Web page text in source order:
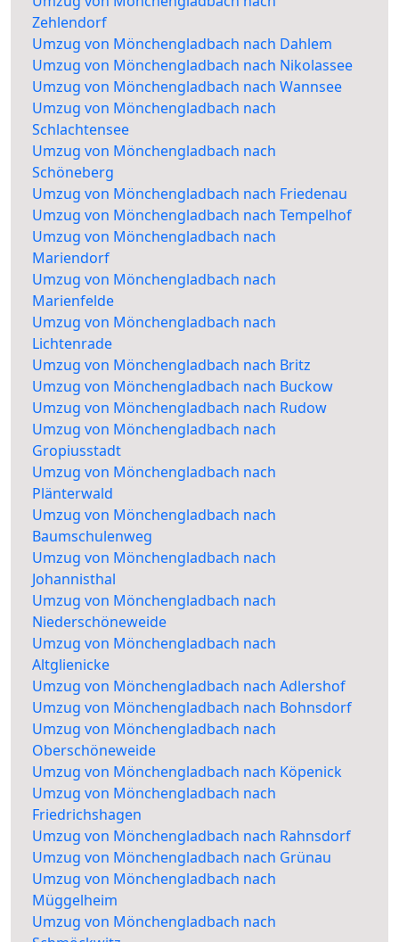
Zehlendorf
Umzug von Mönchengladbach nach Dahlem
Umzug von Mönchengladbach nach Nikolassee
Umzug von Mönchengladbach nach Wannsee
Umzug von Mönchengladbach nach
Schlachtensee
Umzug von Mönchengladbach nach
Schöneberg
Umzug von Mönchengladbach nach Friedenau
Umzug von Mönchengladbach nach Tempelhof
Umzug von Mönchengladbach nach
Mariendorf
Umzug von Mönchengladbach nach
Marienfelde
Umzug von Mönchengladbach nach
Lichtenrade
Umzug von Mönchengladbach nach Britz
Umzug von Mönchengladbach nach Buckow
Umzug von Mönchengladbach nach Rudow
Umzug von Mönchengladbach nach
Gropiusstadt
Umzug von Mönchengladbach nach
Plänterwald
Umzug von Mönchengladbach nach
Baumschulenweg
Umzug von Mönchengladbach nach
Johannisthal
Umzug von Mönchengladbach nach
Niederschöneweide
Umzug von Mönchengladbach nach
Altglienicke
Umzug von Mönchengladbach nach Adlershof
Umzug von Mönchengladbach nach Bohnsdorf
Umzug von Mönchengladbach nach
Oberschöneweide
Umzug von Mönchengladbach nach Köpenick
Umzug von Mönchengladbach nach
Friedrichshagen
Umzug von Mönchengladbach nach Rahnsdorf
Umzug von Mönchengladbach nach Grünau
Umzug von Mönchengladbach nach
Müggelheim
Umzug von Mönchengladbach nach